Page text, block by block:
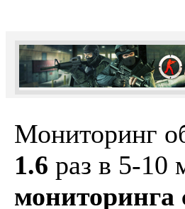
Мониторинг
1.6 раз в 5-10
мониторинга